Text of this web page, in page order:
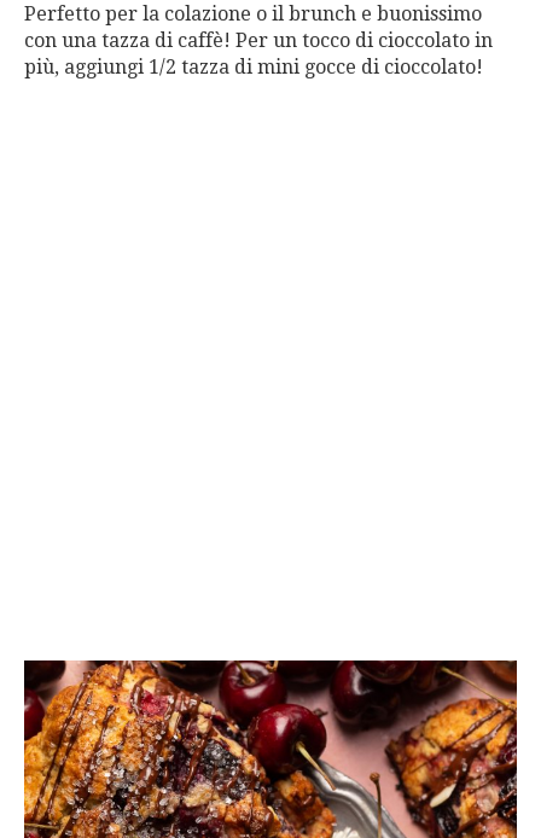
Perfetto per la colazione o il brunch e buonissimo
con una tazza di caffè! Per un tocco di cioccolato in
più, aggiungi 1/2 tazza di mini gocce di cioccolato!